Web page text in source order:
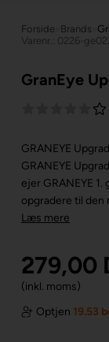
Forside Brands
Varenr.: 0226-
GranEye
GRANEYE
GRANEYE
ejer GRANEYE
opgradere til den
Læs mere
279,00
(inkl. moms)
Optjen 19.53